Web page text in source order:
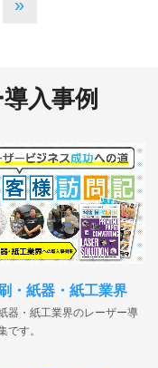
»
入事例
・紙器・紙工業界
器・紙工業界のレーザー導
です。